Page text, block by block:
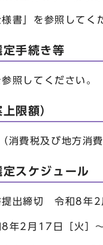
書」を参照してく
手続き等
照してください。
限額）
費税及び地方消費
スケジュール
提出締切 令和8年2
年2月17日［火］